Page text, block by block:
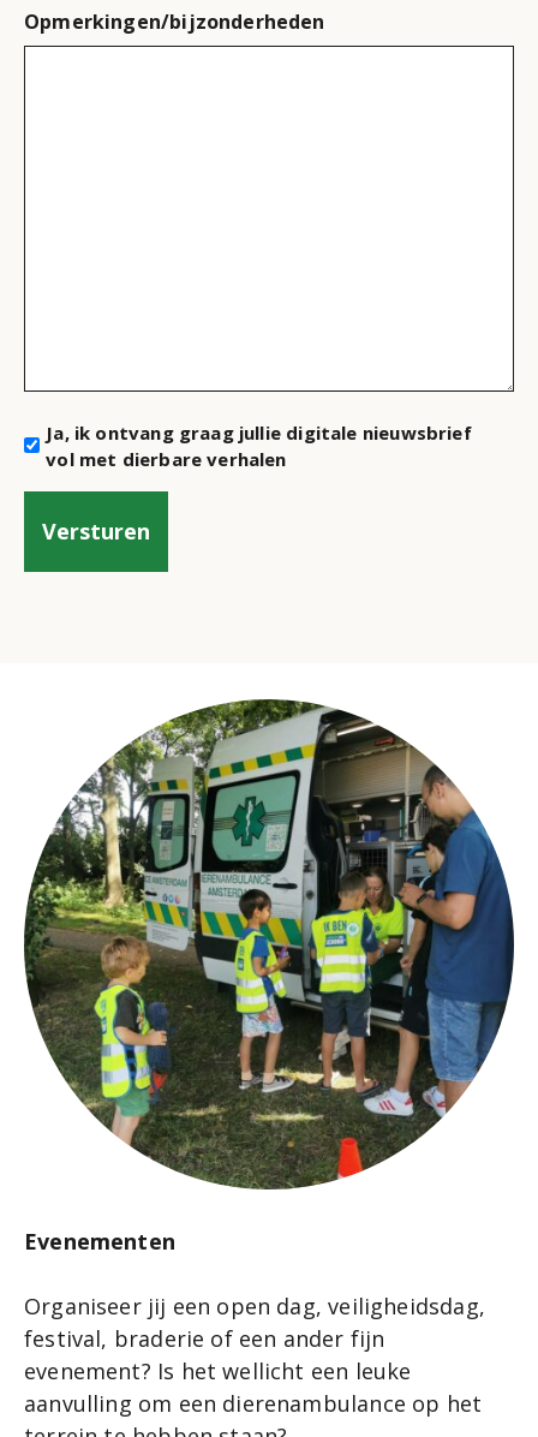
Opmerkingen/bijzonderheden
Nieuwsbrief
Ja, ik ontvang graag jullie digitale nieuwsbrief
vol met dierbare verhalen
Evenementen
Organiseer jij een open dag, veiligheidsdag,
festival, braderie of een ander fijn
evenement? Is het wellicht een leuke
aanvulling om een dierenambulance op het